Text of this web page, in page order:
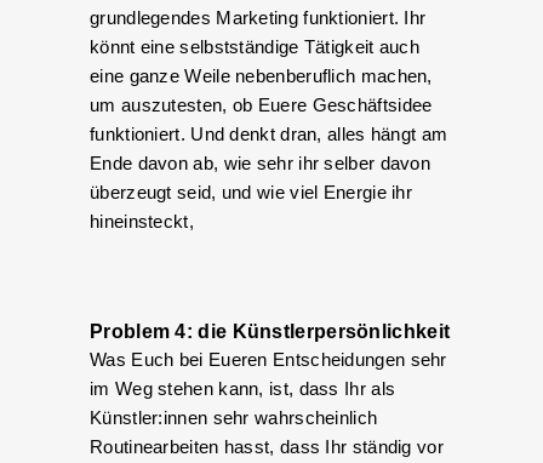
grundlegendes Marketing funktioniert. Ihr
könnt eine selbstständige Tätigkeit auch
eine ganze Weile nebenberuflich machen,
um auszutesten, ob Euere Geschäftsidee
funktioniert. Und denkt dran, alles hängt am
Ende davon ab, wie sehr ihr selber davon
überzeugt seid, und wie viel Energie ihr
hineinsteckt,
Problem 4: die Künstlerpersönlichkeit
Was Euch bei Eueren Entscheidungen sehr
im Weg stehen kann, ist, dass Ihr als
Künstler:innen sehr wahrscheinlich
Routinearbeiten hasst, dass Ihr ständig vor